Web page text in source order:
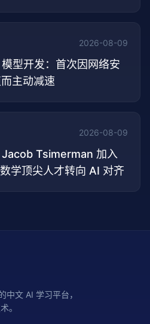
2026-08-09
型开发：首次因网络安
主动减速
2026-08-09
Tsimerman 加入
学顶尖人才转向 AI 对齐
文 AI 学习平台，
。